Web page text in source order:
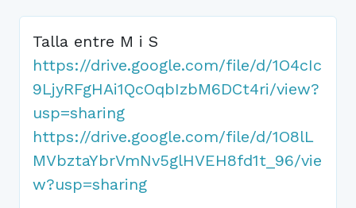
Talla entre M i S
https://drive.google.com/file/d/1O4cIc
9LjyRFgHAi1QcOqbIzbM6DCt4ri/view?
usp=sharing
https://drive.google.com/file/d/1O8lL
MVbztaYbrVmNv5glHVEH8fd1t_96/vie
w?usp=sharing